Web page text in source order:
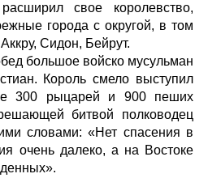
свое королевство,
города с округой, в том
Сидон, Бейрут.
большое войско мусульман
Король смело выступил
300 рыцарей и 900 пеших
битвой полководец
словами: «Нет спасения в
очень далеко, а на Востоке